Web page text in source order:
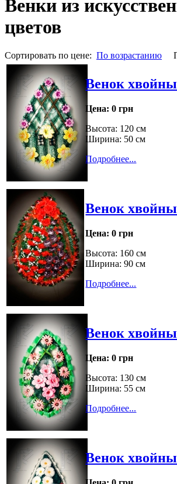
Венки из
цветов
Сортировать по цене: По возрастанию
Венок
Цена: 0 грн
Высота: 120 см
Ширина: 50 см
Подробнее...
Венок
Цена: 0 грн
Высота: 160 см
Ширина: 90 см
Подробнее...
Венок
Цена: 0 грн
Высота: 130 см
Ширина: 55 см
Подробнее...
Венок